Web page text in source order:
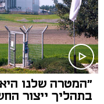
"המטרה שלנו
בתהליך ייצור